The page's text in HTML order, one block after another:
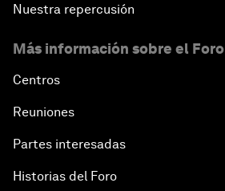
Nuestra repercusión
Más información sobre el Foro
Centros
Reuniones
Partes interesadas
Historias del Foro